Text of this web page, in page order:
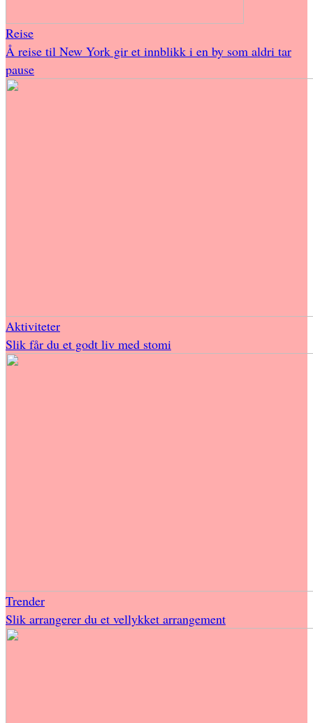
Reise
Å reise til New York gir et innblikk i en by som aldri tar
pause
Aktiviteter
Slik får du et godt liv med stomi
Trender
Slik arrangerer du et vellykket arrangement